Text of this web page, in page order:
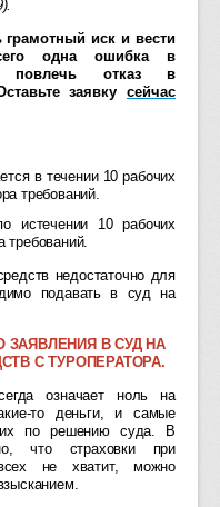
иск и вести
одна ошибка в
повлечь отказ в
заявку сейчас
в течении 10 рабочих
требований.
истечении 10 рабочих
требований.
недостаточно для
подавать в суд на
ЗАЯВЛЕНИЯ В СУД НА
С ТУРОПЕРАТОРА.
означает ноль на
то деньги, и самые
их по решению суда. В
что страховки при
не хватит, можно